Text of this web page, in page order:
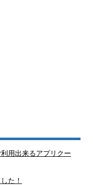
用出来るアプリクー
た！